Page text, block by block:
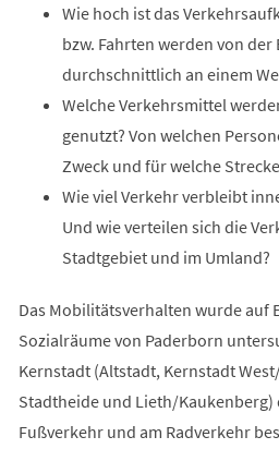
Wie hoch ist das
bzw. Fahrten werden von
durchschnittlich an einem
Welche Verkehrsmittel
genutzt? Von welchen
Zweck und für welche
Wie viel Verkehr verbleibt
Und wie verteilen sich die
Stadtgebiet und im Umland?
Das Mobilitätsverhalten wurde auf
Sozialräume von Paderborn
Kernstadt (Altstadt, Kernstadt
Stadtheide und Lieth/Kaukenberg)
Fußverkehr und am Radverkehr